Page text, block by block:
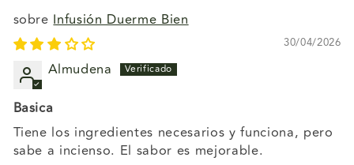
Infusión Duerme Bien
30/04/2026
Almudena
Basica
Tiene los ingredientes necesarios y funciona, pero
sabe a incienso. El sabor es mejorable.